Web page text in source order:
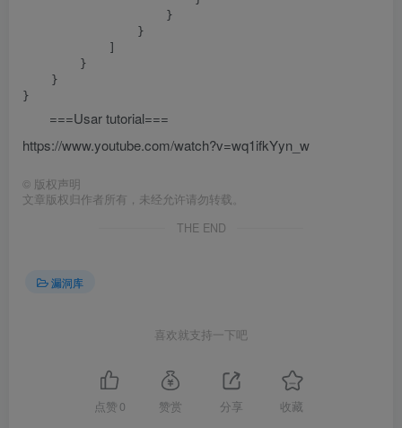
                    }
                }
        }
    }
===Usar tutorial===
https://www.youtube.com/watch?v=wq1ifkYyn_w
© 版权声明
文章版权归作者所有，未经允许请勿转载。
THE END
漏洞库
喜欢就支持一下吧
点赞 0 赞赏 分享 收藏